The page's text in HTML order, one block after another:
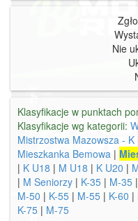
Nie
Klasyfikacje w punktach
Klasyfikacje wg kategorii:
Mistrzostwa Mazowsza - K
Mieszkanka Bemowa |
| K U18 | M U18 | K U20 |
| M Seniorzy | K-35 | M-35 |
M-50 | K-55 | M-55 | K-60 |
K-75 | M-75